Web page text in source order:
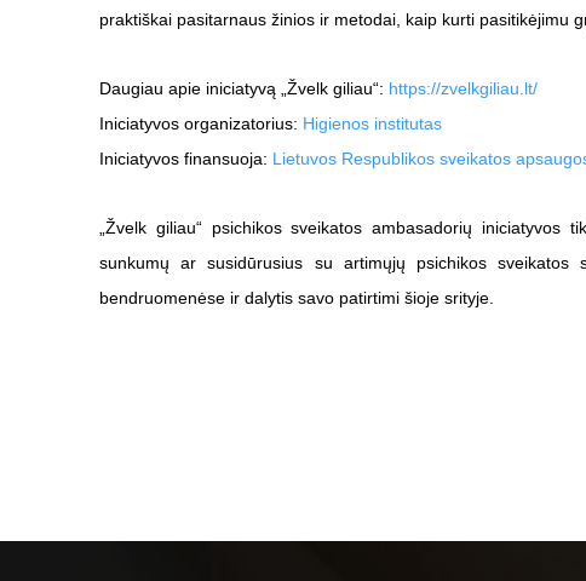
praktiškai pasitarnaus žinios ir metodai, kaip kurti pasitikėjimu
Daugiau apie iniciatyvą „Žvelk giliau“: https://zvelkgiliau.lt/
Iniciatyvos organizatorius: Higienos institutas
Iniciatyvos finansuoja: Lietuvos Respublikos sveikatos
„Žvelk giliau“ psichikos sveikatos ambasadorių
sunkumų ar susidūrusius su artimųjų psichikos sveikatos
bendruomenėse ir dalytis savo patirtimi šioje srityje.